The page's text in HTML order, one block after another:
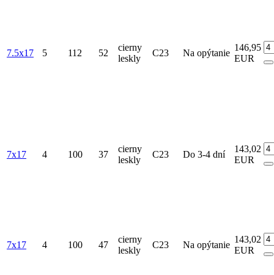
7.5x17 5 112 52
cierny
leskly
C23 Na opýtanie
146,95
EUR
7x17 4 100 37
cierny
leskly
C23 Do 3-4 dní
143,02
EUR
7x17 4 100 47
cierny
leskly
C23 Na opýtanie
143,02
EUR